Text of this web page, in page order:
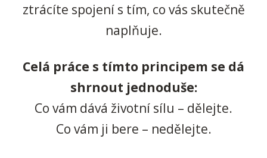
ztrácíte spojení s tím, co vás skutečně
naplňuje.
Celá práce s tímto principem se dá
shrnout jednoduše:
Co vám dává životní sílu – dělejte.
Co vám ji bere – nedělejte.